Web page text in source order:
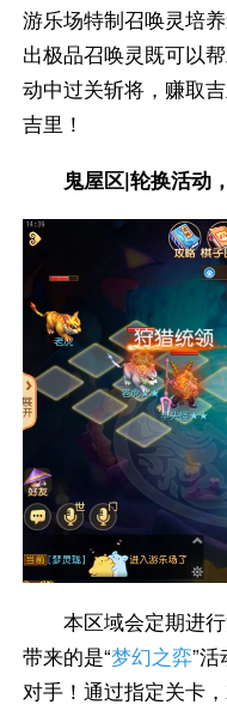
游乐场特制召唤灵培
出极品召唤灵既可以
动中过关斩将，赚取
吉里！
鬼屋区|轮换活动
本区域会定期进行
带来的是“梦幻之弈”
对手！通过指定关卡